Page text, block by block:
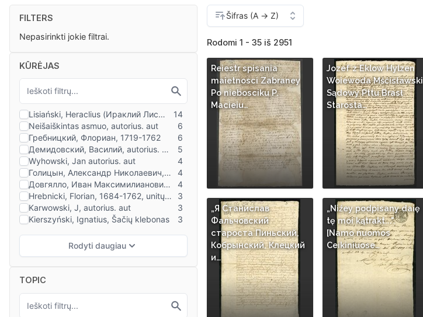
FILTERS
Nepasirinkti jokie filtrai.
KŪRĖJAS
TOPIC
Rodomi 1 - 35 iš 2951
Reiestr spisania
maietnosci Zabraney
Po niebosciku P.
Macieiu…
Jozef z Eklow Hylzen
Woiewoda Mśćisławski
Sądowy Pttu Brasł
Starosta…
„Я Станислав
Фальчовский
староста Пиньский,
Кобрынский, Клецкий
и…
„Niźey podpisany daię
tę moi kątrakt...".
[Namo nuomos
Ceikiniuose…